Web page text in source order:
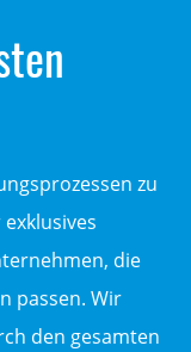
zu
die
passen. Wir
den gesamten